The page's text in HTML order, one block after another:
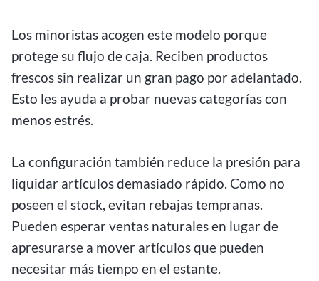
Los minoristas acogen este modelo porque
protege su flujo de caja. Reciben productos
frescos sin realizar un gran pago por adelantado.
Esto les ayuda a probar nuevas categorías con
menos estrés.
La configuración también reduce la presión para
liquidar artículos demasiado rápido. Como no
poseen el stock, evitan rebajas tempranas.
Pueden esperar ventas naturales en lugar de
apresurarse a mover artículos que pueden
necesitar más tiempo en el estante.